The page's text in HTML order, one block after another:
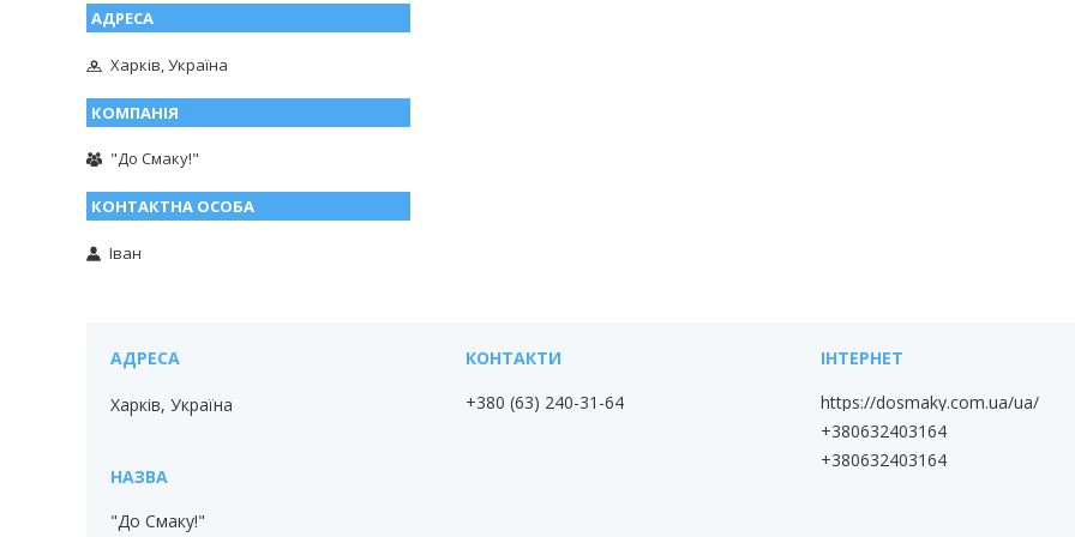
Харків, Україна
"До Смаку!"
Іван
Харків, Україна
"До Смаку!"
+380 (63) 240-31-64
https://dosmaky.com.ua/ua/
+380632403164
+380632403164